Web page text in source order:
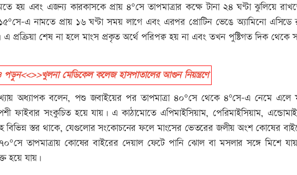
হয় এবং এজন্য কারকাসকে প্রায় ৪°সে তাপমাত্রার কক্ষে টানা ২৪ ঘণ্টা ঝুলিয়ে
এ নামতে প্রায় ১৬ ঘণ্টা সময় লাগে এবং এরপর প্রোটিন ভেঙে অ্যামিনো এসিডে
শেষ না হলে মাংস প্রকৃত অর্থে পরিপক্ব হয় না এবং তখন পুষ্টিগত দিক থেকে
মেডিকেল কলেজ হাসপাতালের আগুন নিয়ন্ত্রণে
অধ্যাপক বলেন, পশু জবাইয়ের পর তাপমাত্রা ৪০°সে থেকে ৪°সে-এ নেমে এলে
ফাইবার সংকুচিত হয়ে যায়। এ কাঠামোতে এপিমাইসিয়াম, পেরিমাইসিয়াম,
বিভিন্ন স্তর থাকে, যেগুলোর সংকোচনের ফলে মাংসের ভেতরের জলীয় অংশ কোষের
তাপমাত্রায় কোষের বাইরের দেয়াল ফেটে পানি ঝোল বা মসলার সঙ্গে মিশে
হয়ে যায়।